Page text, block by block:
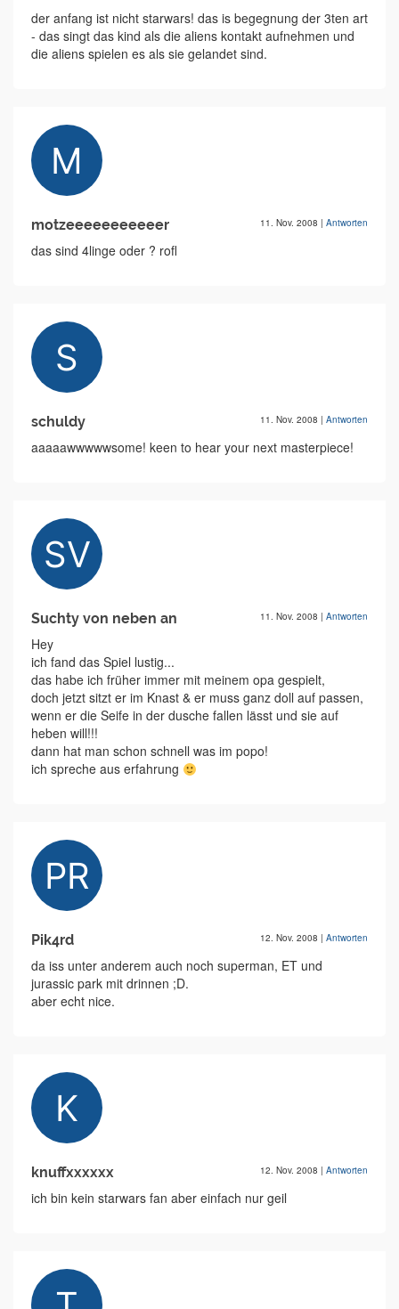
der anfang ist nicht starwars! das is begegnung der 3ten art
- das singt das kind als die aliens kontakt aufnehmen und
die aliens spielen es als sie gelandet sind.
motzeeeeeeeeeeer 11. Nov. 2008 | Antworten
das sind 4linge oder ? rofl
schuldy 11. Nov. 2008 | Antworten
aaaaawwwwwsome! keen to hear your next masterpiece!
Suchty von neben an 11. Nov. 2008 | Antworten
Hey
ich fand das Spiel lustig...
das habe ich früher immer mit meinem opa gespielt,
doch jetzt sitzt er im Knast & er muss ganz doll auf passen,
wenn er die Seife in der dusche fallen lässt und sie auf
heben will!!!
dann hat man schon schnell was im popo!
ich spreche aus erfahrung
Pik4rd 12. Nov. 2008 | Antworten
da iss unter anderem auch noch superman, ET und
jurassic park mit drinnen ;D.
aber echt nice.
knuffxxxxxx 12. Nov. 2008 | Antworten
ich bin kein starwars fan aber einfach nur geil